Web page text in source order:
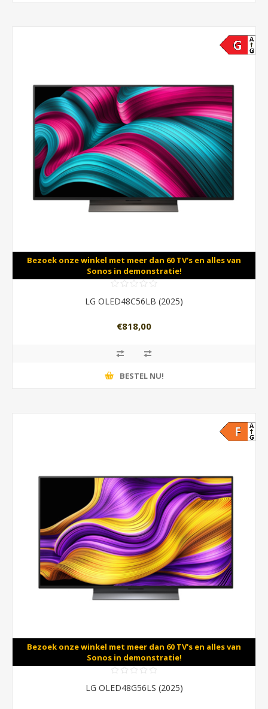
Bezoek onze winkel met meer dan 60 TV's en alles van
Sonos in demonstratie!
LG OLED48C56LB (2025)
€818,00
BESTEL NU!
Bezoek onze winkel met meer dan 60 TV's en alles van
Sonos in demonstratie!
LG OLED48G56LS (2025)